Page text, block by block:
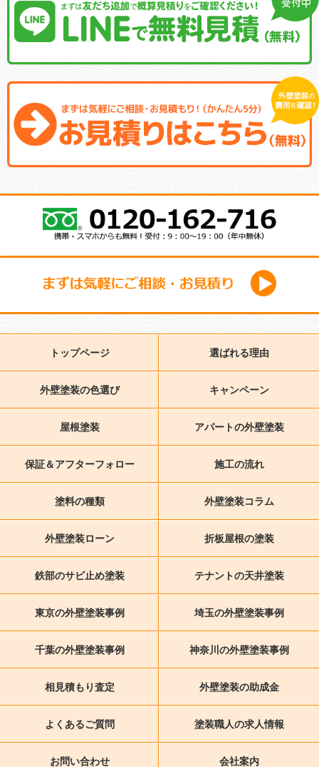
トップページ 選ばれる理由
外壁塗装の色選び キャンペーン
屋根塗装 アパートの外壁塗装
保証＆アフターフォロー 施工の流れ
塗料の種類 外壁塗装コラム
外壁塗装ローン 折板屋根の塗装
鉄部のサビ止め塗装 テナントの天井塗装
東京の外壁塗装事例 埼玉の外壁塗装事例
千葉の外壁塗装事例 神奈川の外壁塗装事例
相見積もり査定 外壁塗装の助成金
よくあるご質問 塗装職人の求人情報
お問い合わせ 会社案内